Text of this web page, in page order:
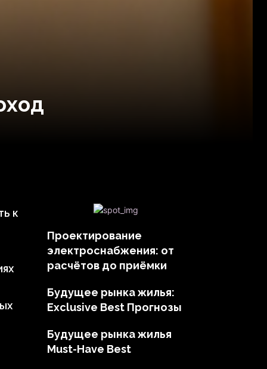
к
Проектирование
электроснабжения: от
расчётов до приёмки
Будущее рынка жилья:
Exclusive Best Прогнозы
Будущее рынка жилья
Must-Have Best